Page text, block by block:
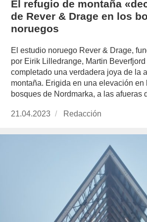
El refugio de montaña
de Rever & Drage en los
noruegos
El estudio noruego Rever & Drage,
por Eirik Lilledrange, Martin Beverfjord
completado una verdadera joya de la
montaña. Erigida en una elevación en
bosques de Nordmarka, a las afueras
Publicado
21.04.2023 https://
Redacción